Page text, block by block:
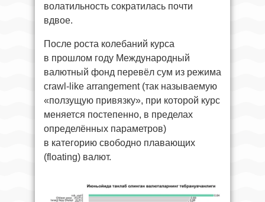
волатильность сократилась почти
вдвое.
После роста колебаний курса
в прошлом году Международный
валютный фонд перевёл сум из режима
crawl-like arrangement (так называемую
«ползущую привязку», при которой курс
меняется постепенно, в пределах
определённых параметров)
в категорию свободно плавающих
(floating) валют.